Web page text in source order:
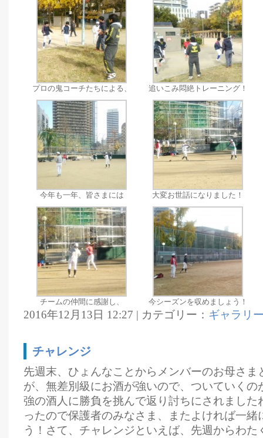
プロの鬼コーチたちによる、 追いこみ悶絶トレーニング！
今年も一年、皆さまには 大変お世話になりました！
チームの仲間に感謝し、 今シーズンを収めましょう！
2016年12月13日 12:27 | カテゴリー： ギャラリ
チャレンジ
先週末、ひょんなことからメンバーのお母さま
が、無差別級にお酒が強いので、ついていくの
強の酒人に勝負を挑んで返り討ちにされました
ったので保護者のみなさま、またよければ一緒
う！さて、チャレンジといえば、先週からわた